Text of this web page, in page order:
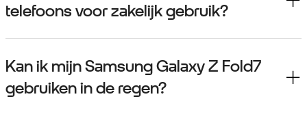
telefoons voor zakelijk gebruik?
Kan ik mijn Samsung Galaxy Z Fold7
gebruiken in de regen?